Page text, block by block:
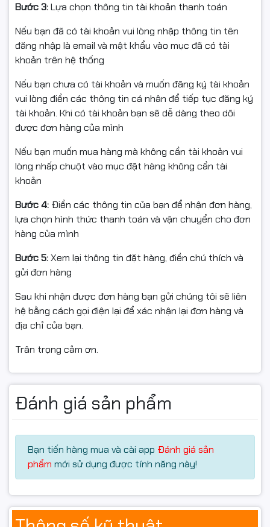
🌌 Tấm Nền IPS Black –
Định Nghĩa Lại Độ Sâu Hình
Ảnh
Điểm đột phá lớn nhất của LG UltraGear G4 27G440A-
B chính là công nghệ IPS Black – thế hệ IPS cao cấp
mới.
IPS Black mang lại:
Màu đen sâu hơn rõ rệt
Giảm hiện tượng hở sáng, tăng độ tương phản
Hình ảnh có chiều sâu và độ chân thực cao hơn
Lợi thế thực tế khi chơi game:
✔ Dễ phát hiện kẻ địch trong vùng tối
✔ Chi tiết rõ ràng ở các cảnh thiếu sáng
✔ Tăng lợi thế chiến thuật trong game FPS, sinh tồn
Kết hợp vớiđộ sáng 400cd/m²
ràng trong nhiều điều kiện ánh sáng khác nhau.
👀 Góc Nhìn Rộng 178° –
Hình Ảnh Ổn Định Từ Mọi
Góc
Nhờ tấm nền IPS Black, màn hình giữ được:
Độ sáng đồng đều
Bước 3:Lựa chọn thông tin tài khoản thanh toán
Nếu bạn đã có tài khoản vui lòng nhập thông tin tên
đăng nhập là email và mật khẩu vào mục đã có tài
khoản trên hệ thống
Nếu bạn chưa có tài khoản và muốn đăng ký tài khoản
vui lòng điền các thông tin cá nhân để tiếp tục đăng ký
tài khoản. Khi có tài khoản bạn sẽ dễ dàng theo dõi
được đơn hàng của mình
Nếu bạn muốn mua hàng mà không cần tài khoản vui
lòng nhấp chuột vào mục đặt hàng không cần tài
khoản
Bước 4: Điền các thông tin của bạn để nhận đơn hàng,
lựa chọn hình thức thanh toán và vận chuyển cho đơn
hàng của mình
Bước 5:Xem lại thông tin đặt hàng, điền chú thích và
gửi đơn hàng
Sau khi nhận được đơn hàng bạn gửi chúng tôi sẽ liên
hệ bằng cách gọi điện lại để xác nhận lại đơn hàng và
địa chỉ của bạn.
Trân trọng cảm ơn.
Đánh giá sản phẩm
Bạn tiến hàng mua và cài app Đánh giá sản
phẩm mới sử dụng được tính năng này!